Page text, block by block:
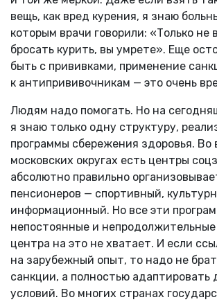
вещь, как вред курения, я знаю
которым врачи говорили: «Только не
бросать курить, вы умрете». Еще
быть с прививками, применение
к антипрививочникам — это очень
Людям надо помогать. Но на
я знаю только одну структуру,
программы сбережения здоровья. Во
московских округах есть центры
абсолютно правильно
пенсионеров — спортивный,
информационный. Но все эти
непостоянные и
центра на это не хватает. И если
на зарубежный опыт, то надо не
санкции, а полностью адаптировать
условий. Во многих странах